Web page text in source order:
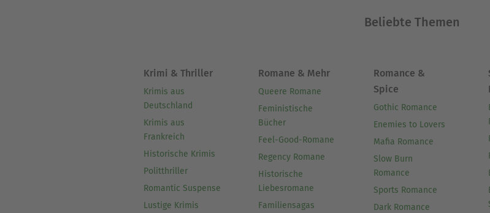
Beliebte Themen
Krimi & Thriller
Krimis aus
Deutschland
Krimis aus
Frankreich
Historische Krimis
Politthriller
Romantic Suspense
Lustige Krimis
Romane & Mehr
Queere Romane
Feministische
Bücher
Feel-Good-Romane
Regency Romane
Historische
Liebesromane
Familiensagas
Romance &
Spice
Gothic Romance
Enemies to Lovers
Mafia Romance
Slow Burn
Romance
Sports Romance
Dark Romance